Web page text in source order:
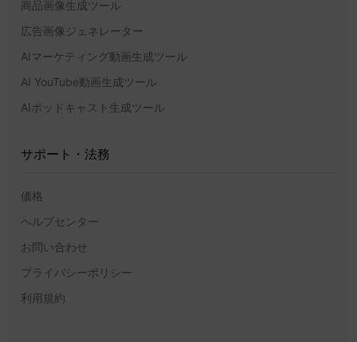
商品画像生成ツール
広告画像ジェネレーター
AIマーケティング動画生成ツール
AI YouTube動画生成ツール
AIポッドキャスト生成ツール
サポート・法務
価格
ヘルプセンター
お問い合わせ
プライバシーポリシー
利用規約